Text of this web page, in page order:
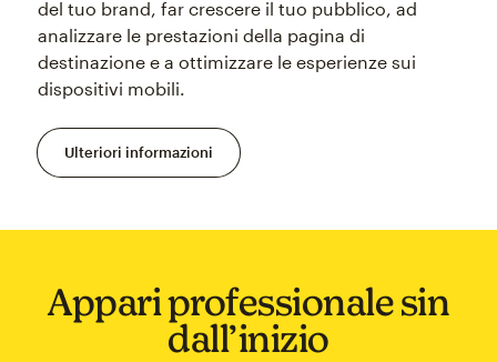
del tuo brand, far crescere il tuo pubblico, ad
analizzare le prestazioni della pagina di
destinazione e a ottimizzare le esperienze sui
dispositivi mobili.
Ulteriori informazioni
Appari professionale sin
dall’inizio